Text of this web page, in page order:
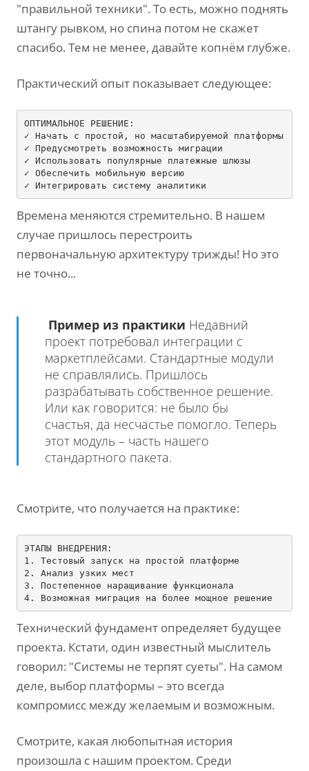
"правильной техники". То есть, можно поднять
штангу рывком, но спина потом не скажет
спасибо. Тем не менее, давайте копнём глубже.
Практический опыт показывает следующее:
ОПТИМАЛЬНОЕ РЕШЕНИЕ:
✓ Начать с простой, но масштабируемой платформы
✓ Предусмотреть возможность миграции
✓ Использовать популярные платежные шлюзы
✓ Обеспечить мобильную версию
Времена меняются стремительно. В нашем
случае пришлось перестроить
первоначальную архитектуру трижды! Но это
не точно...
Пример из практики Недавний
проект потребовал интеграции с
маркетплейсами. Стандартные модули
не справлялись. Пришлось
разрабатывать собственное решение.
Или как говорится: не было бы
счастья, да несчастье помогло. Теперь
этот модуль – часть нашего
стандартного пакета.
Смотрите, что получается на практике:
1.
2.
3.
4.
Технический фундамент определяет будущее
проекта. Кстати, один известный мыслитель
говорил: "Системы не терпят суеты". На самом
деле, выбор платформы – это всегда
компромисс между желаемым и возможным.
Смотрите, какая любопытная история
произошла с нашим проектом. Среди